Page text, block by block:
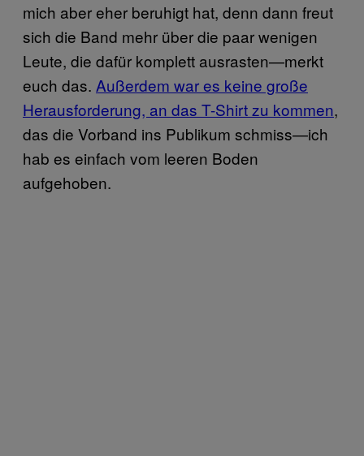
mich aber eher beruhigt hat, denn dann freut
sich die Band mehr über die paar wenigen
Leute, die dafür komplett ausrasten—merkt
euch das. Außerdem war es keine große
Herausforderung, an das T-Shirt zu kommen,
das die Vorband ins Publikum schmiss—ich
hab es einfach vom leeren Boden
aufgehoben.